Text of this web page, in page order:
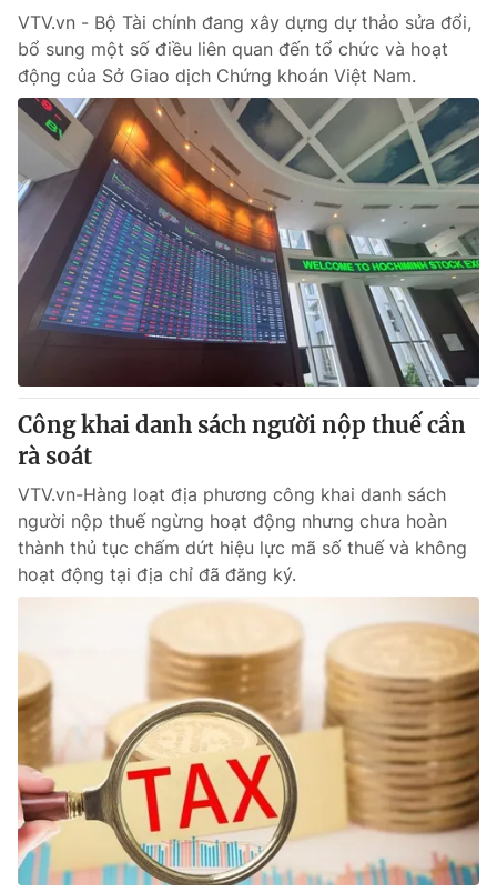
VTV.vn - Bộ Tài chính đang xây dựng dự thảo sửa đổi,
bổ sung một số điều liên quan đến tổ chức và hoạt
động của Sở Giao dịch Chứng khoán Việt Nam.
Công khai danh sách người nộp thuế cần
rà soát
VTV.vn-Hàng loạt địa phương công khai danh sách
người nộp thuế ngừng hoạt động nhưng chưa hoàn
thành thủ tục chấm dứt hiệu lực mã số thuế và không
hoạt động tại địa chỉ đã đăng ký.